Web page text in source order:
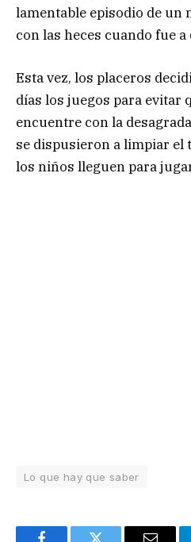
lamentable episodio de un
con las heces cuando fue
Esta vez, los placeros
días los juegos para evitar
encuentre con la
se dispusieron a limpiar el
los niños lleguen para
Lo que hay que saber